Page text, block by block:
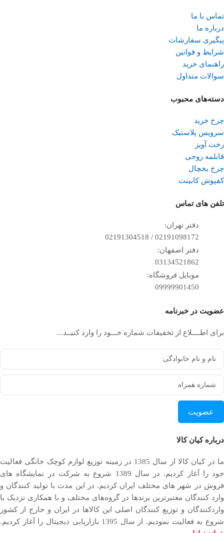
تماس با ما
درباره ما
پیگیری سفارشات
شرایط و قوانین
راهنمای خرید
سوالات متداول
دسته‌های محبوب
چرخ خرید
سرویس پلاستیک
رخت آویز
قابلمه روحی
چرخ یخچال
کفپوش کابینت
تلفن ‌های تماس
دفتر تهران:
02191098172 / 02191304518
دفتر اصفهان:
03134521862
موبایل فروشگاه:
09999901450
عضویت در خبرنامه
برای اطــــلاع از تخفیفات شماره خـــود را وارد کنیــد...
عضویت
درباره کیان کالا
ما در کیان کالا از سال 1385 در زمینه توزیع لوازم کوچک خانگی فعالیت
خود را آغاز کردیم. در سال 1389 شروع به شرکت در نمایشگاه های
فروش در شهر های مختلف ایران کردیم. در اين مدت با توليد كنندگان و
وارد كنندگان معتبرترین برندها در گروه‌‏های مختلف و با همکاری نزدیک با
وارد‏کنندگان و توزیع‏ کنندگان اصلی این کالاها در ایران و خارج از کشور
شروع به فعاليت نمودیم. از سال 1395 بازاریابی دیجیتال را آغاز کردیم.